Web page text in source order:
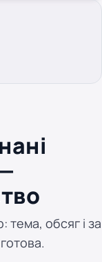
тема, обсяг і за